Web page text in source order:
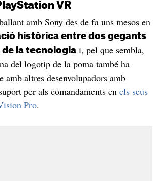
VR
amb Sony des de fa uns mesos en
històrica entre dos gegants
la tecnologiai, pel que sembla,
del logotip de la poma també ha
amb altres desenvolupadors amb
per als comandaments en els seus
Pro.